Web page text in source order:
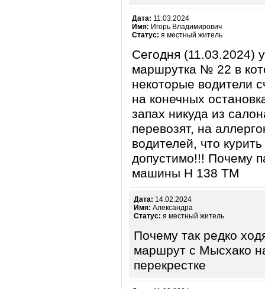
Дата: 11.03.2024
Имя: Игорь Владимирович
Статус: я местный житель
Сегодня (11.03.2024)
маршрутка № 22 в
некоторые водители
на конечных
запах никуда из
перевозят, на
водителей, что
допустимо!!! Почему
машины Н 138 ТМ
Дата: 14.02.2024
Имя: Александра
Статус: я местный житель
Почему так редко
маршрут с Мысхако
перекрестке